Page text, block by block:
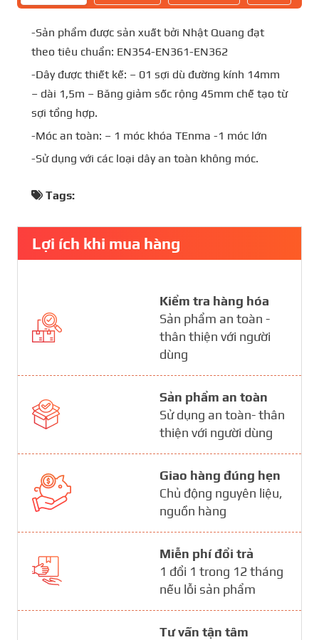
-Sản phẩm được sản xuất bởi Nhật Quang đạt
theo tiêu chuẩn: EN354-EN361-EN362
-Dây được thiết kế: – 01 sợi dù đường kính 14mm
– dài 1,5m – Băng giảm sốc rộng 45mm chế tạo từ
sợi tổng hợp.
-Móc an toàn: – 1 móc khóa TEnma -1 móc lớn
-Sử dụng với các loại dây an toàn không móc.
Tags:
Lợi ích khi mua hàng
Kiểm tra hàng hóa
Sản phẩm an toàn -
thân thiện với người
dùng
Sản phẩm an toàn
Sử dụng an toàn- thân
thiện với người dùng
Giao hàng đúng hẹn
Chủ động nguyên liệu,
nguồn hàng
Miễn phí đổi trả
1 đổi 1 trong 12 tháng
nếu lỗi sản phẩm
Tư vấn tận tâm